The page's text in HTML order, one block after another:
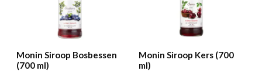
Monin Siroop Bosbessen
(700 ml)
Monin Siroop Kers (700
ml)